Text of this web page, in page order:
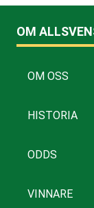
OM
OM OSS
HISTORIA
ODDS
VINNARE